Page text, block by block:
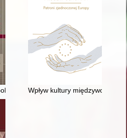
for colonising peripheral areas :
Wpływ kultury